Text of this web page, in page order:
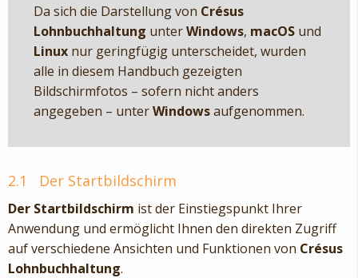
Da sich die Darstellung von Crésus
Lohnbuchhaltung unterWindows, macOS und
Linux nur geringfügig unterscheidet, wurden
alle in diesem Handbuch gezeigten
Bildschirmfotos – sofern nicht anders
angegeben – unterWindowsaufgenommen.
2.1 Der Startbildschirm
Der Startbildschirm ist der Einstiegspunkt Ihrer
Anwendung und ermöglicht Ihnen den direkten Zugriff
auf verschiedene Ansichten und Funktionen von Crésus
Lohnbuchhaltung.